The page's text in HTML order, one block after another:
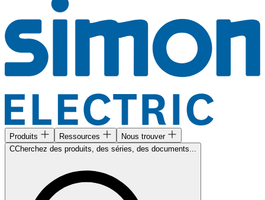
Produits Ressources
Nous trouver
CCherchez des produits, des séries, des documents...